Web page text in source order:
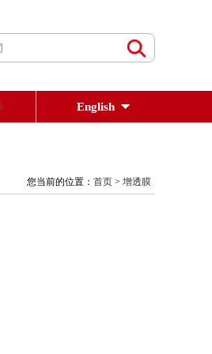
English
您当前的位置： 首页 > 增透膜